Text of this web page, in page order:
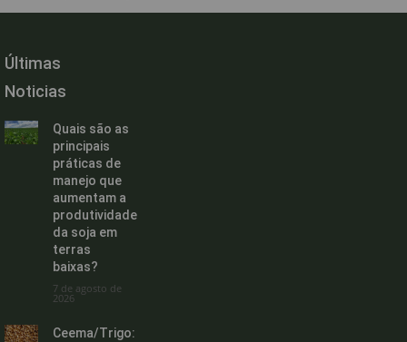
Últimas
Noticias
Quais são as
principais
práticas de
manejo que
aumentam a
produtividade
da soja em
terras
baixas?
7 de agosto de
2026
Ceema/Trigo: